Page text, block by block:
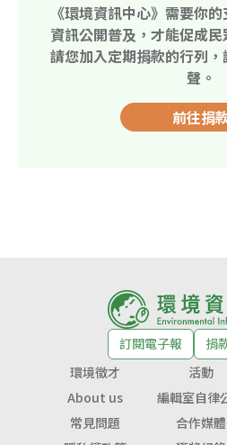
《環境資訊中心》需要你
資訊公開普及，才能促成
請您加入定期捐款的行列
聲。
前往捐
訂閱電子報
捐
環境徵才
活動
About us
編輯室自律
常見問題
合作媒體